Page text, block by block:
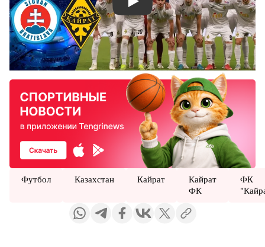
Смотреть видео YouTube
Футбол Казахстан Кайрат
Кайрат
ФК
ФК